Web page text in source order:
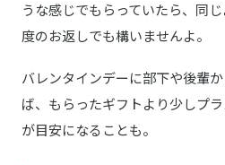
DEL'IMMO／デリーモ
ティグレアソート5個セット
cacaosic pistachio 6個セット
うな感じでもらっていたら、同
度のお返しでも構いませんよ。
バレンタインデーに部下や後輩
ば、もらったギフトより少しプ
が目安になることも。